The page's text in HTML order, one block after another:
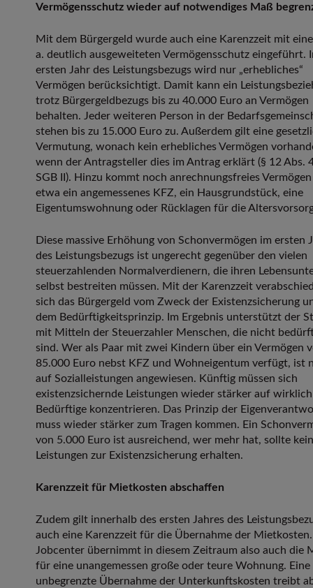
Vermögensschutz wieder auf notwendiges Maß
Mit dem Bürgergeld wurde auch eine Karenzzeit mit
a. deutlich ausgeweiteten Vermögensschutz eingeführt.
ersten Jahr des Leistungsbezugs wird nur „erhebliches“
Vermögen berücksichtigt. Damit kann ein
trotz Bürgergeldbezugs bis zu 40.000 Euro an Vermögen
behalten. Jeder weiteren Person in der
stehen bis zu 15.000 Euro zu. Außerdem gilt eine
Vermutung, wonach kein erhebliches Vermögen
wenn der Antragsteller dies im Antrag erklärt (§ 12 Abs.
SGB II). Hinzu kommt noch anrechnungsfreies
etwa ein angemessenes KFZ, ein Hausgrundstück, eine
Eigentumswohnung oder Rücklagen für die
Diese massive Erhöhung von Schonvermögen im ersten
des Leistungsbezugs ist ungerecht gegenüber den vielen
steuerzahlenden Normalverdienern, die ihren
selbst bestreiten müssen. Mit der Karenzzeit
sich das Bürgergeld vom Zweck der Existenzsicherung
dem Bedürftigkeitsprinzip. Im Ergebnis unterstützt der
mit Mitteln der Steuerzahler Menschen, die nicht
sind. Wer als Paar mit zwei Kindern über ein Vermögen
85.000 Euro nebst KFZ und Wohneigentum verfügt, ist
auf Sozialleistungen angewiesen. Künftig müssen sich
existenzsichernde Leistungen wieder stärker auf wirklich
Bedürftige konzentrieren. Das Prinzip der
muss wieder stärker zum Tragen kommen. Ein
von 5.000 Euro ist ausreichend, wer mehr hat, sollte
Leistungen zur Existenzsicherung erhalten.
Karenzzeit für Mietkosten abschaffen
Zudem gilt innerhalb des ersten Jahres des
auch eine Karenzzeit für die Übernahme der
Jobcenter übernimmt in diesem Zeitraum also auch die
für eine unangemessen große oder teure Wohnung. Eine
unbegrenzte Übernahme der Unterkunftskosten treibt